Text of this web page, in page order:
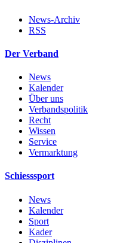
News-Archiv
RSS
Der Verband
News
Kalender
Über uns
Verbandspolitik
Recht
Wissen
Service
Vermarktung
Schiesssport
News
Kalender
Sport
Kader